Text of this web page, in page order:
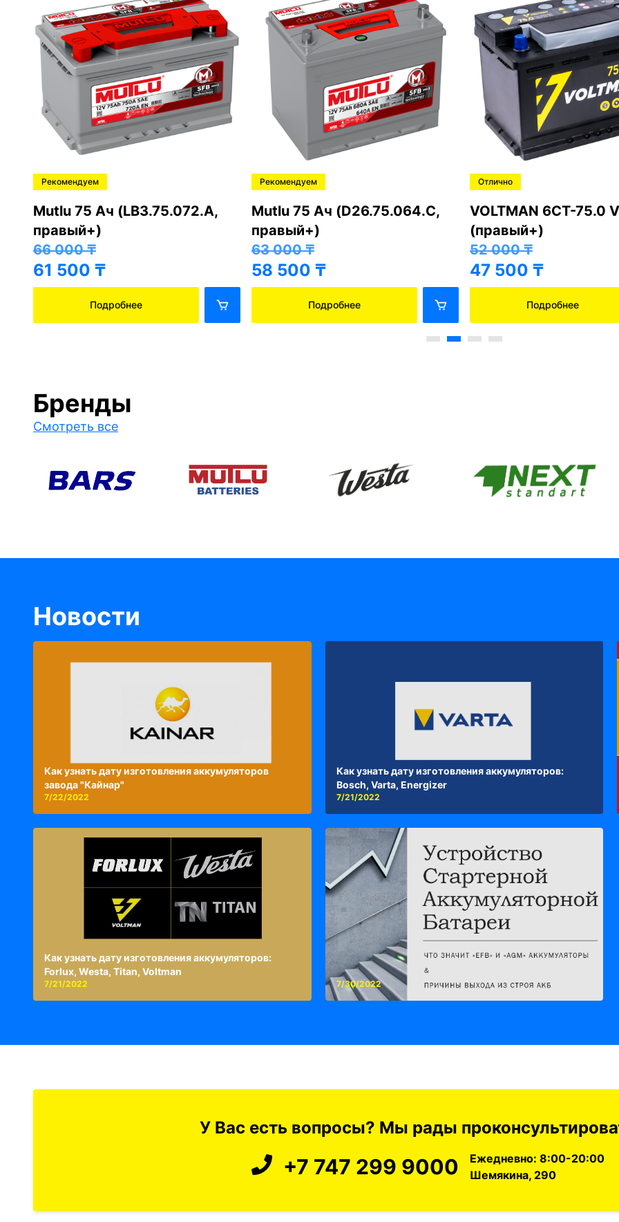
Рекомендуем
Mutlu 75 Ач (LB3.75.072.A,
правый+)
66 000₸
61 500 ₸
Подробнее
Рекомендуем
Mutlu 75 Ач (D26.75.064.C,
правый+)
63 000₸
58 500 ₸
Подробнее
Отлично
VOLTMAN 6CT-75.0
(правый+)
52 000₸
47 500 ₸
Подробнее
Бренды
Смотреть все
Новости
Как узнать дату изготовления аккумуляторов
завода "Кайнар"
7/22/2022
Как узнать дату изготовления аккумуляторов:
Bosch, Varta, Energizer
7/21/2022
Как узнать дату изготовления аккумуляторов:
Forlux, Westa, Titan, Voltman
7/21/2022 7/30/2022
У Вас есть вопросы? Мы рады
+7 747 299 9000
Ежедневно: 8:00-20:00
Шемякина, 290